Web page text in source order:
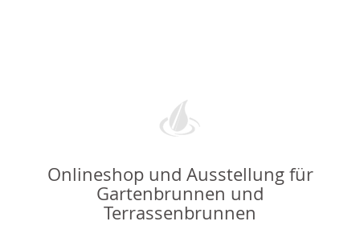
Onlineshop und Ausstellung für
Gartenbrunnen und
Terrassenbrunnen